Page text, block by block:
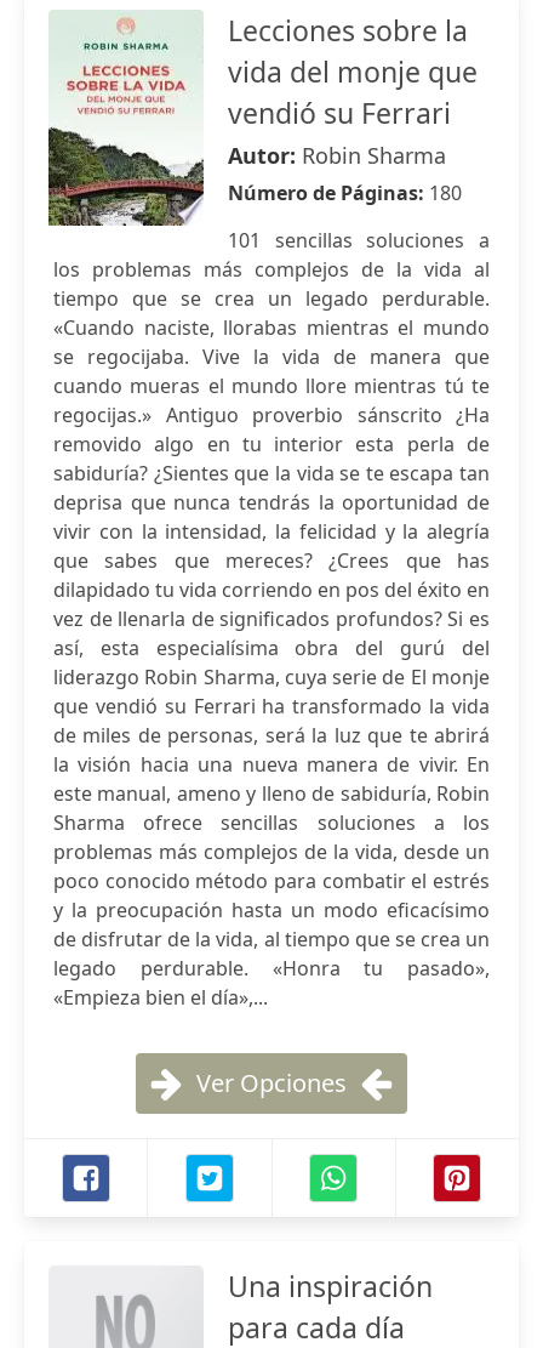
Lecciones sobre la
vida del monje que
vendió su Ferrari
Autor: Robin Sharma
Número de Páginas: 180
101 sencillas soluciones a
los problemas más complejos de la vida al
tiempo que se crea un legado perdurable.
«Cuando naciste, llorabas mientras el mundo
se regocijaba. Vive la vida de manera que
cuando mueras el mundo llore mientras tú te
regocijas.» Antiguo proverbio sánscrito ¿Ha
removido algo en tu interior esta perla de
sabiduría? ¿Sientes que la vida se te escapa tan
deprisa que nunca tendrás la oportunidad de
vivir con la intensidad, la felicidad y la alegría
que sabes que mereces? ¿Crees que has
dilapidado tu vida corriendo en pos del éxito en
vez de llenarla de significados profundos? Si es
así, esta especialísima obra del gurú del
liderazgo Robin Sharma, cuya serie de El monje
que vendió su Ferrari ha transformado la vida
de miles de personas, será la luz que te abrirá
la visión hacia una nueva manera de vivir. En
este manual, ameno y lleno de sabiduría, Robin
Sharma ofrece sencillas soluciones a los
problemas más complejos de la vida, desde un
poco conocido método para combatir el estrés
y la preocupación hasta un modo eficacísimo
de disfrutar de la vida, al tiempo que se crea un
legado perdurable. «Honra tu pasado»,
«Empieza bien el día»,...
Ver Opciones
Una inspiración
para cada día